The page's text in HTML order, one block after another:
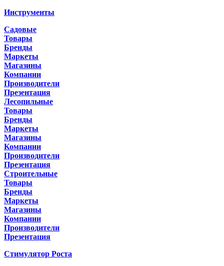
Инструменты
Садовые
Товары
Бренды
Маркеты
Магазины
Компании
Производители
Презентация
Лесопильные
Товары
Бренды
Маркеты
Магазины
Компании
Производители
Презентация
Строительные
Товары
Бренды
Маркеты
Магазины
Компании
Производители
Презентация
Стимулятор Роста